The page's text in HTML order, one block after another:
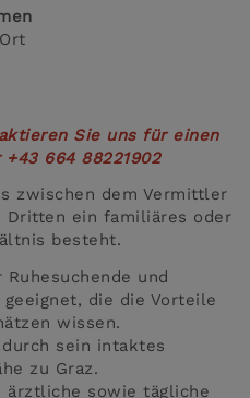
Sie uns für einen
664 88221902
zwischen dem Vermittler
Dritten ein familiäres oder
besteht.
und
die die Vorteile
wissen.
sein intaktes
zu Graz.
ärztliche sowie tägliche